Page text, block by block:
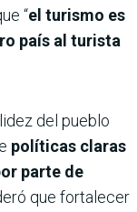
“el turismo es
país al turista
del pueblo
políticas claras
parte de
que fortalecer